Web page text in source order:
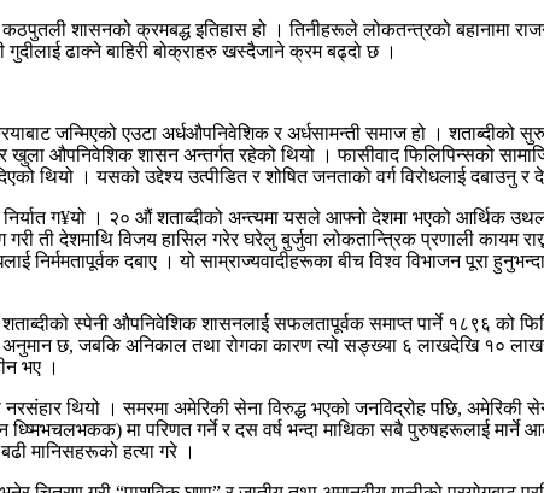
शासनको क्रमबद्ध इतिहास हो । तिनीहरूले लोकतन्त्रको बहानामा
ढाक्ने बाहिरी बोक्राहरु खस्दैजाने क्रम बढ्दो छ ।
जन्मिएको एउटा अर्धऔपनिवेशिक र अर्धसामन्ती समाज हो । शताब्दीको
औपनिवेशिक शासन अन्तर्गत रहेको थियो । फासीवाद फिलिपिन्सको
थियो । यसको उद्देश्य उत्पीडित र शोषित जनताको वर्ग विरोधलाई दबाउनु र
ग¥यो । २० औं शताब्दीको अन्त्यमा यसले आफ्नो देशमा भएको आर्थिक
ती देशमाथि विजय हासिल गरेर घरेलु बुर्जुवा लोकतान्त्रिक प्रणाली कायम
निर्ममतापूर्वक दबाए । यो साम्राज्यवादीहरूका बीच विश्व विभाजन पूरा
स्पेनी औपनिवेशिक शासनलाई सफलतापूर्वक समाप्त पार्ने १८९६ को
अनुमान छ, जबकि अनिकाल तथा रोगका कारण त्यो सङ्ख्या ६ लाखदेखि १०
भए ।
थियो । समरमा अमेरिकी सेना विरुद्ध भएको जनविद्रोह पछि, अमेरिकी
ध्ष्मिभचलभकक) मा परिणत गर्ने र दस वर्ष भन्दा माथिका सबै पुरुषहरूलाई
मानिसहरूको हत्या गरे ।